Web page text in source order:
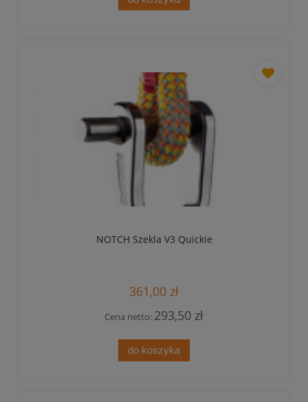
dodaj
NOTCH Szekla V3 Quickie
361,00 zł
Cena netto: 293,50 zł
do koszyka